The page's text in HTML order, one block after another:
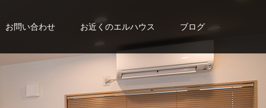
お問い合わせ お近くのエルハウス ブログ